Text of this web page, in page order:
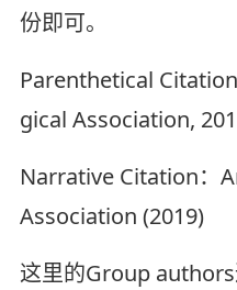
份即可。
Parenthetical
gical Association,
Narrative Citation：
Association (2019)
这里的Group